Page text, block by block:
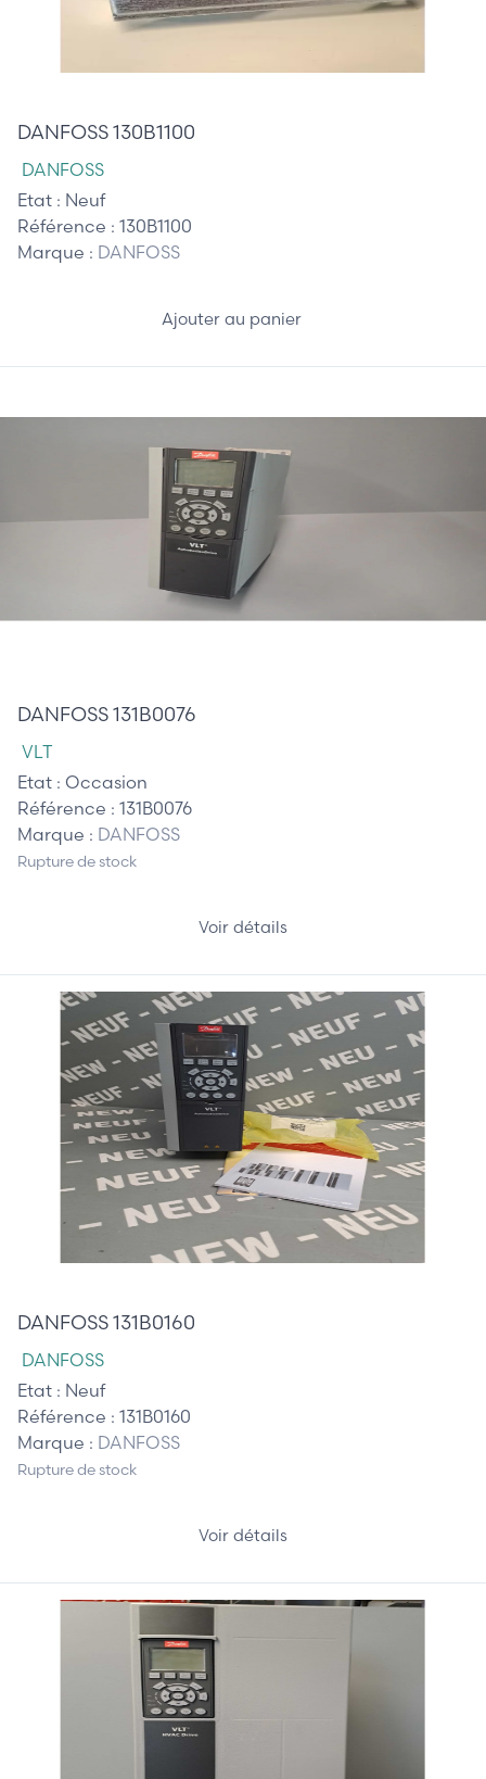
DANFOSS 130B1100
DANFOSS
Etat : Neuf
Référence : 130B1100
Marque : DANFOSS
Ajouter au panier
DANFOSS 131B0076
VLT
Etat : Occasion
Référence : 131B0076
Marque : DANFOSS
Rupture de stock
Voir détails
DANFOSS 131B0160
DANFOSS
Etat : Neuf
Référence : 131B0160
Marque : DANFOSS
Rupture de stock
Voir détails